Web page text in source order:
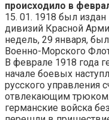
происходило в
15. 01. 1918 был
дивизий Красной
недель, 29 января,
Военно-Морского
В феврале 1918 года
начале боевых
русского управления
отвлекающим
германские войска